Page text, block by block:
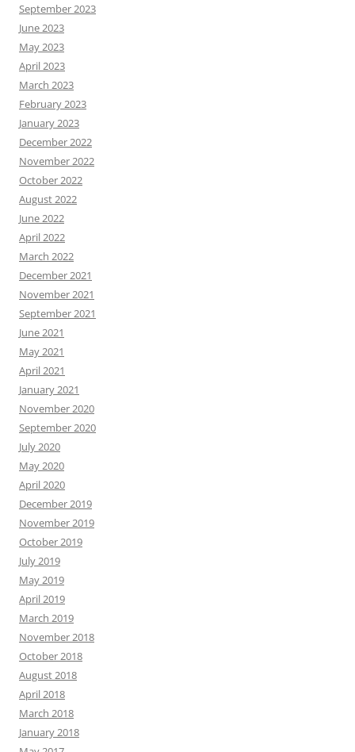
September 2023
June 2023
May 2023
April 2023
March 2023
February 2023
January 2023
December 2022
November 2022
October 2022
August 2022
June 2022
April 2022
March 2022
December 2021
November 2021
September 2021
June 2021
May 2021
April 2021
January 2021
November 2020
September 2020
July 2020
May 2020
April 2020
December 2019
November 2019
October 2019
July 2019
May 2019
April 2019
March 2019
November 2018
October 2018
August 2018
April 2018
March 2018
January 2018